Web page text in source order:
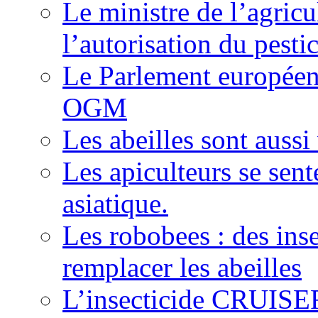
Le ministre de
l’autorisation du
Le Parlement
OGM
Les abeilles sont
Les apiculteurs se
asiatique.
Les robobees : des
remplacer les abeilles
L’insecticide